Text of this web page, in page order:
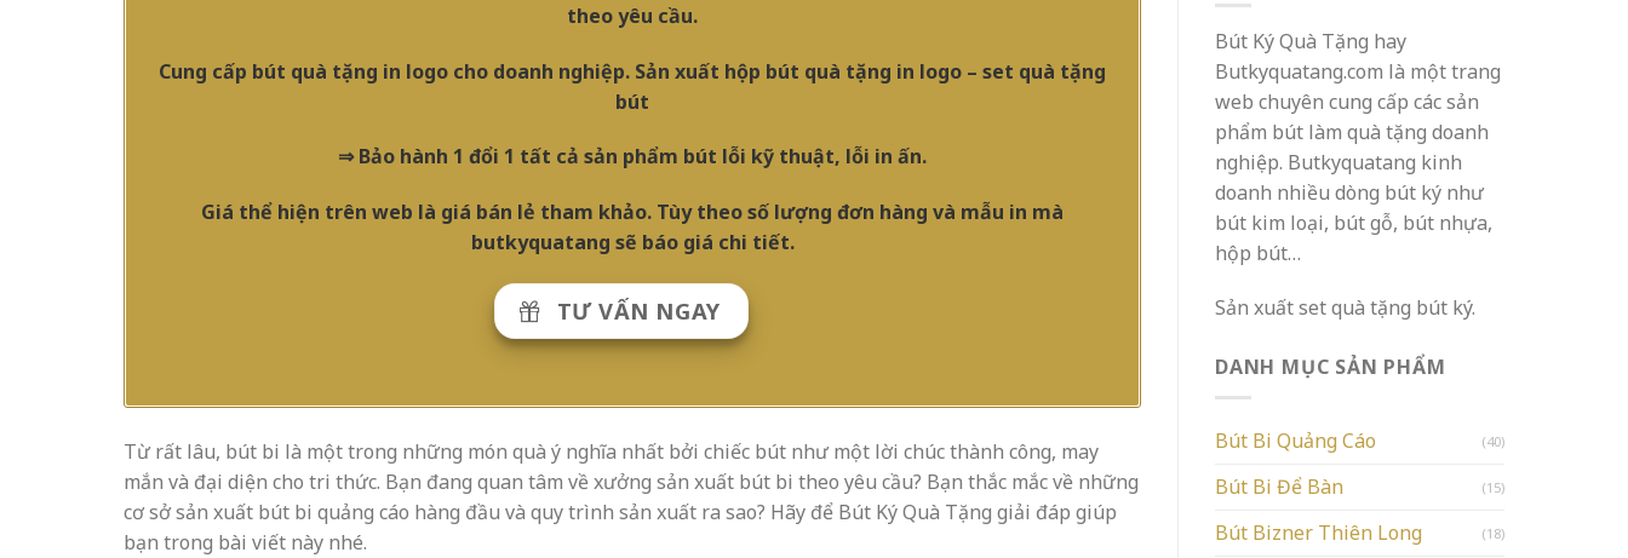
theo yêu cầu.
Cung cấp bút quà tặng in logo cho doanh nghiệp. Sản xuất hộp bút quà tặng in logo – set quà tặng
bút
⇒ Bảo hành 1 đổi 1 tất cả sản phẩm bút lỗi kỹ thuật, lỗi in ấn.
Giá thể hiện trên web là giá bán lẻ tham khảo. Tùy theo số lượng đơn hàng và mẫu in mà
butkyquatang sẽ báo giá chi tiết.
TƯ VẤN NGAY
Từ rất lâu, bút bi là một trong những món quà ý nghĩa nhất bởi chiếc bút như một lời chúc thành công, may
mắn và đại diện cho tri thức. Bạn đang quan tâm về xưởng sản xuất bút bi theo yêu cầu? Bạn thắc mắc về những
cơ sở sản xuất bút bi quảng cáo hàng đầu và quy trình sản xuất ra sao? Hãy để Bút Ký Quà Tặng giải đáp giúp
bạn trong bài viết này nhé.
Bút Ký Quà Tặng hay
Butkyquatang.com là một trang
web chuyên cung cấp các sản
phẩm bút làm quà tặng doanh
nghiệp. Butkyquatang kinh
doanh nhiều dòng bút ký như
bút kim loại, bút gỗ, bút nhựa,
hộp bút…
Sản xuất set quà tặng bút ký.
DANH MỤC SẢN PHẨM
Bút Bi Quảng Cáo (40)
Bút Bi Để Bàn (15)
Bút Bizner Thiên Long (18)